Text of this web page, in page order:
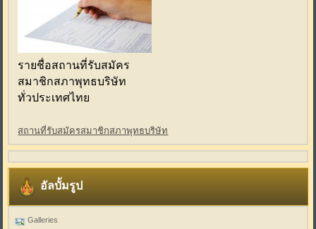
รายชื่อสถานที่รับสมัคร
สมาชิกสภาพุทธบริษัท
ทั่วประเทศไทย
สถานที่รับสมัครสมาชิกสภาพุทธบริษัท
อัลบั้มรูป
Galleries